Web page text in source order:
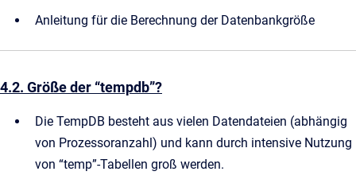
Anleitung für die Berechnung der Datenbankgröße
4.2. Größe der “tempdb”?
Die TempDB besteht aus vielen Datendateien (abhängig
von Prozessoranzahl) und kann durch intensive Nutzung
von “temp”-Tabellen groß werden.